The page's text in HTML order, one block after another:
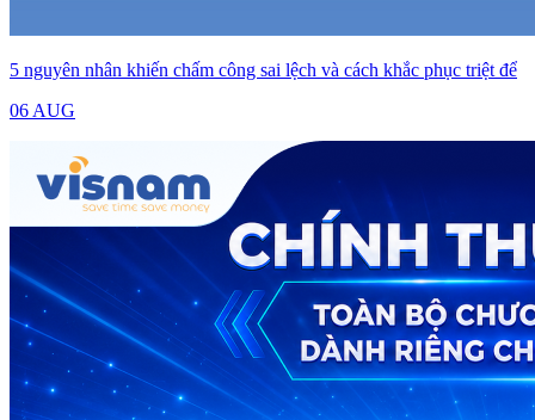
5 nguyên nhân khiến chấm công sai lệch và cách khắc phục triệt để
06 AUG